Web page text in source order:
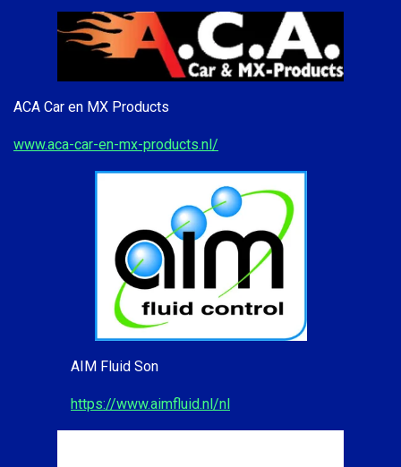
ACA Car en MX Products
www.aca-car-en-mx-products.nl/
AIM Fluid Son
https://www.aimfluid.nl/nl